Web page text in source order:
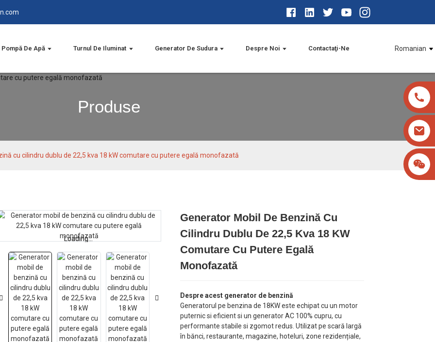
Pompă De Apă Turnul De Iluminat Generator De Sudura Despre Noi Contactaţi-Ne Romanian
Produse
cu cilindru dublu de 22,5 kva 18 kW comutare cu putere egală monofazată
Loading...
Loading... Loading...
Loading...
Generator Mobil De Benzină Cu
Cilindru Dublu De 22,5 Kva 18 KW
Comutare Cu Putere Egală
Monofazată
Despre acest generator de benzină
Generatorul pe benzina de 18KW este echipat cu un motor
puternic si eficient si un generator AC 100% cupru, cu
performante stabile si zgomot redus. Utilizat pe scară largă
în bănci, restaurante, magazine, hoteluri, zone rezidențiale,